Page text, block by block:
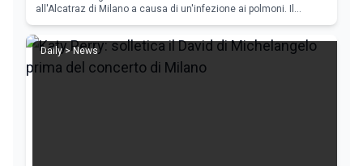
all'Alcatraz di Milano a causa di un'infezione ai polmoni. Il
di una versione
Daily > News